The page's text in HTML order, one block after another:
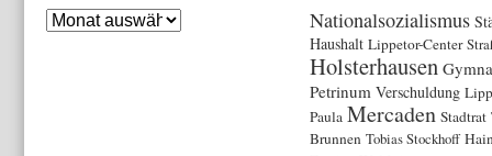
Nationalsozialismus
Haushalt Lippetor-Center
Holsterhausen
Petrinum Verschuldung
Paula Mercaden Stadtrat
Brunnen Tobias Stockhoff